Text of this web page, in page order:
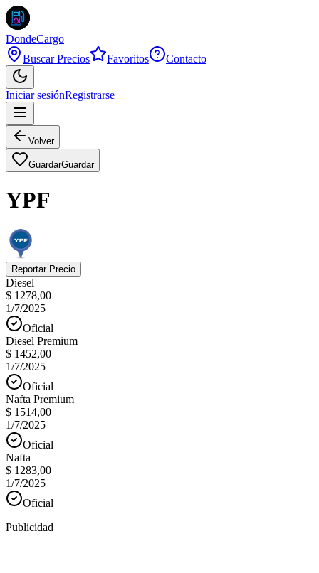
DondeCargo
Buscar Precios
Favoritos Contacto
Iniciar sesiónRegistrarse
Volver
GuardarGuardar
YPF
Reportar Precio
Diesel
$ 1278,00
1/7/2025
Oficial
Diesel Premium
$ 1452,00
1/7/2025
Oficial
Nafta Premium
$ 1514,00
1/7/2025
Oficial
Nafta
$ 1283,00
1/7/2025
Oficial
Publicidad